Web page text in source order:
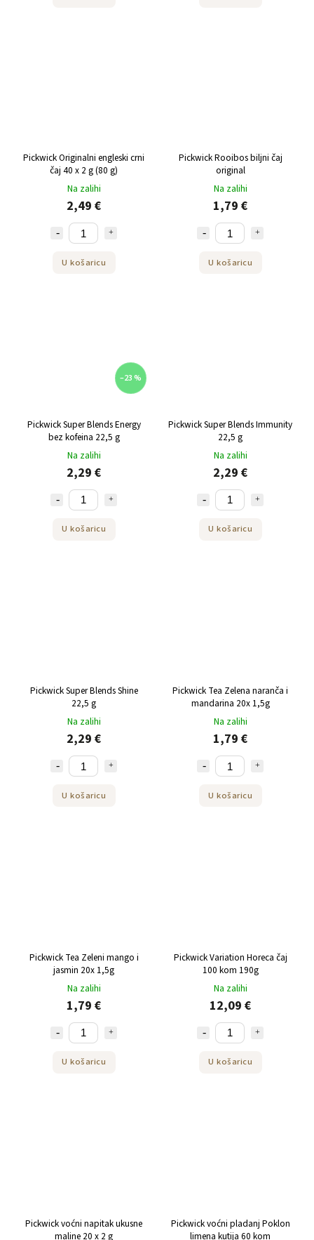
Pickwick Originalni engleski crni
čaj 40 x 2 g (80 g)
Na zalihi
2,49 €
U košaricu
Pickwick Rooibos biljni čaj
original
Na zalihi
1,79 €
U košaricu
–23 %
Pickwick Super Blends Energy
bez kofeina 22,5 g
Na zalihi
2,29 €
U košaricu
Pickwick Super Blends Immunity
22,5 g
Na zalihi
2,29 €
U košaricu
Pickwick Super Blends Shine
22,5 g
Na zalihi
2,29 €
U košaricu
Pickwick Tea Zelena naranča i
mandarina 20x 1,5g
Na zalihi
1,79 €
U košaricu
Pickwick Tea Zeleni mango i
jasmin 20x 1,5g
Na zalihi
1,79 €
U košaricu
Pickwick Variation Horeca čaj
100 kom 190g
Na zalihi
12,09 €
U košaricu
Pickwick voćni napitak ukusne
maline 20 x 2 g
Pickwick voćni pladanj Poklon
limena kutija 60 kom